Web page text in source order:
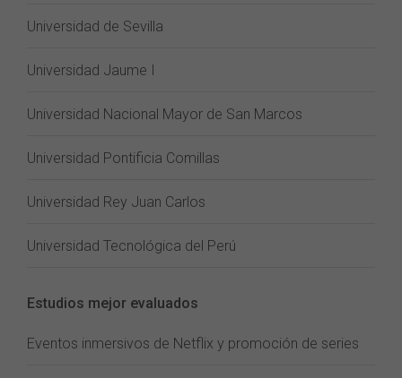
Universidad de Sevilla
Universidad Jaume I
Universidad Nacional Mayor de San Marcos
Universidad Pontificia Comillas
Universidad Rey Juan Carlos
Universidad Tecnológica del Perú
Estudios mejor evaluados
Eventos inmersivos de Netflix y promoción de series